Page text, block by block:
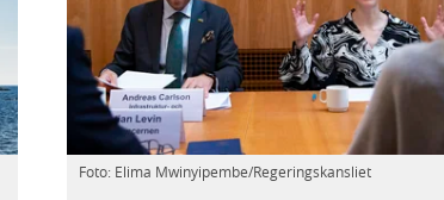
Andreas
Foto: Elima Mwinyipembe/Regeringskansliet